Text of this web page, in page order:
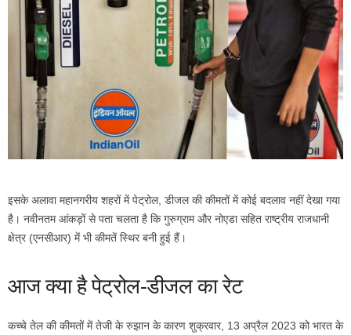
इसके अलावा महानगरीय शहरों में पेट्रोल, डीजल की कीमतों में कोई बदलाव नहीं देखा गया
है। नवीनतम आंकड़ों से पता चलता है कि गुरुग्राम और नोएडा सहित राष्ट्रीय राजधानी
क्षेत्र (एनसीआर) में भी कीमतें स्थिर बनी हुई हैं।
आज क्या है पेट्रोल-डीजल का रेट
कच्चे तेल की कीमतों में तेजी के रुझान के कारण शुक्रवार, 13 अप्रैल 2023 को भारत के